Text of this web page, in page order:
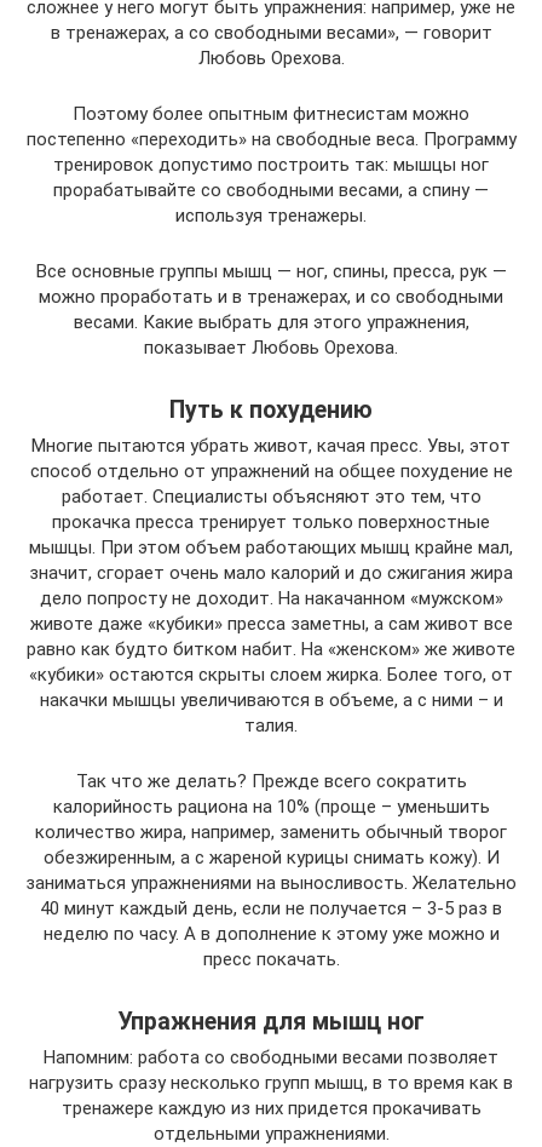
сложнее у него могут быть упражнения: например, уже не
в тренажерах, а со свободными весами», — говорит
Любовь Орехова.
Поэтому более опытным фитнесистам можно
постепенно «переходить» на свободные веса. Программу
тренировок допустимо построить так: мышцы ног
прорабатывайте со свободными весами, а спину —
используя тренажеры.
Все основные группы мышц — ног, спины, пресса, рук —
можно проработать и в тренажерах, и со свободными
весами. Какие выбрать для этого упражнения,
показывает Любовь Орехова.
Путь к похудению
Многие пытаются убрать живот, качая пресс. Увы, этот
способ отдельно от упражнений на общее похудение не
работает. Специалисты объясняют это тем, что
прокачка пресса тренирует только поверхностные
мышцы. При этом объем работающих мышц крайне мал,
значит, сгорает очень мало калорий и до сжигания жира
дело попросту не доходит. На накачанном «мужском»
животе даже «кубики» пресса заметны, а сам живот все
равно как будто битком набит. На «женском» же животе
«кубики» остаются скрыты слоем жирка. Более того, от
накачки мышцы увеличиваются в объеме, а с ними – и
талия.
Так что же делать? Прежде всего сократить
калорийность рациона на 10% (проще – уменьшить
количество жира, например, заменить обычный творог
обезжиренным, а с жареной курицы снимать кожу). И
заниматься упражнениями на выносливость. Желательно
40 минут каждый день, если не получается – 3-5 раз в
неделю по часу. А в дополнение к этому уже можно и
пресс покачать.
Упражнения для мышц ног
Напомним: работа со свободными весами позволяет
нагрузить сразу несколько групп мышц, в то время как в
тренажере каждую из них придется прокачивать
отдельными упражнениями.